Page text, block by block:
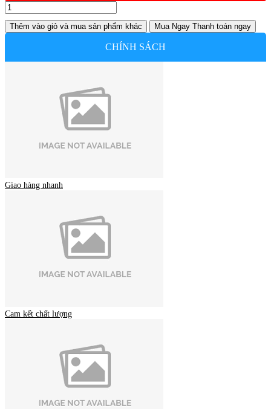
Thêm vào giỏ và mua sản phẩm khác Mua Ngay Thanh toán ngay
CHÍNH SÁCH
Giao hàng nhanh
Cam kết chất lượng